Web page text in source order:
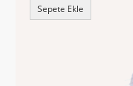
Sepete Ekle